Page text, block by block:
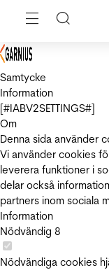
Samtycke
Information
[#IABV2SETTINGS#]
Om
Denna sida använder
Vi använder cookies
leverera funktioner i
delar också
partners inom sociala
Information
Nödvändig 8
Nödvändiga cookies